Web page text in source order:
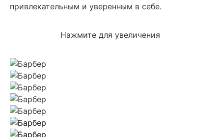
привлекательным и уверенным в себе.
Нажмите для увеличения